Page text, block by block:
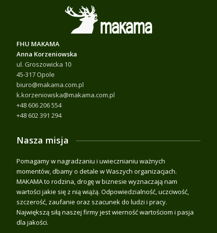
FHU MAKAMA
Anna Korzeniowska
ul. Groszowicka 10
45-317 Opole
biuro@makama.com.pl
k.korzeniowska@makama.com.pl
+48 606 206 554
+48 602 391 294
Nasza misja
Pomagamy w nagradzaniu i uwiecznianiu ważnych
momentów, dbamy o detale w Waszych organizacjach.
MAKAMA to rodzina, drogę w biznesie wyznaczają nam
wartości jakie się z nią wiążą. Odpowiedzialność, uczciwość,
szczerość, zaufanie oraz szacunek do ludzi i pracy.
Największą siłą naszej firmy jest wierność wartościom i pasja
dla jakości.